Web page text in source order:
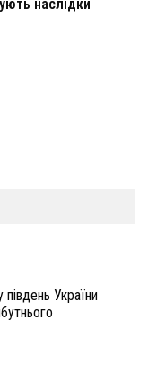
наслідки
України